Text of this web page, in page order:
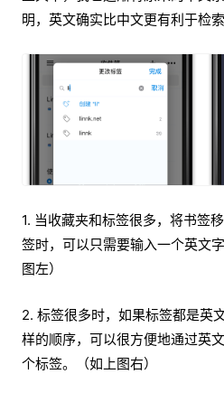
明，英文确实比中文更有利于检索
1. 当收藏夹和标签很多，将书签
签时，可以只需要输入一个英文
图左）
2. 标签很多时，如果标签都是英
样的顺序，可以很方便地通过英
个标签。（如上图右）